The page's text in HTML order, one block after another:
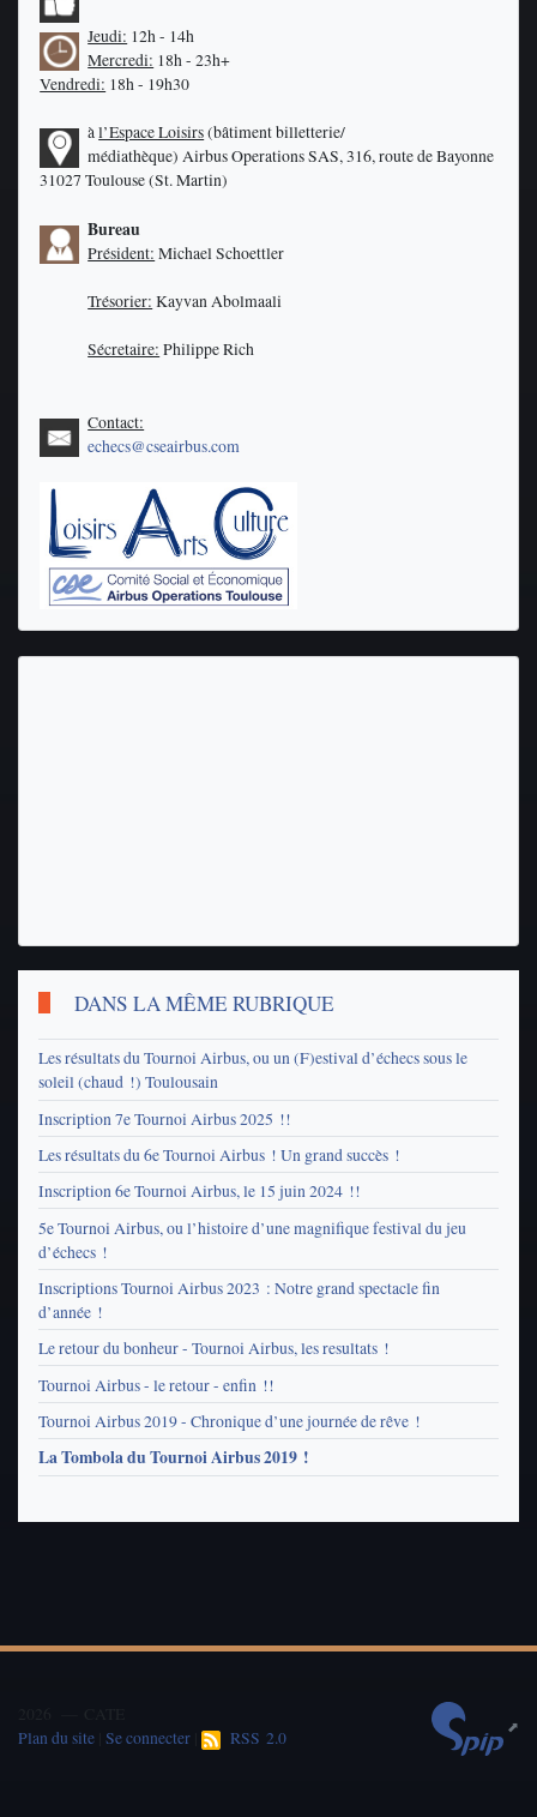
Jeudi: 12h - 14h
Mercredi: 18h - 23h+
Vendredi: 18h - 19h30
àl’Espace Loisirs(bâtiment billetterie/
médiathèque)Airbus Operations SAS, 316, route de Bayonne
31027 Toulouse (St. Martin)
Bureau
Président: Michael Schoettler
Trésorier: Kayvan Abolmaali
Sécretaire: Philippe Rich
Contact:
echecs@cseairbus.com
DANS LA MÊME RUBRIQUE
Les résultats du Tournoi Airbus, ou un (F)estival d’échecs sous le
soleil (chaud !) Toulousain
Inscription 7e Tournoi Airbus 2025 !!
Les résultats du 6e Tournoi Airbus ! Un grand succès !
Inscription 6e Tournoi Airbus, le 15 juin 2024 !!
5e Tournoi Airbus, ou l’histoire d’une magnifique festival du jeu
d’échecs !
Inscriptions Tournoi Airbus 2023 : Notre grand spectacle fin
d’année !
Le retour du bonheur - Tournoi Airbus, les resultats !
Tournoi Airbus - le retour - enfin !!
Tournoi Airbus 2019 - Chronique d’une journée de rêve !
La Tombola du Tournoi Airbus 2019 !
Plan du site Se connecter RSS 2.0